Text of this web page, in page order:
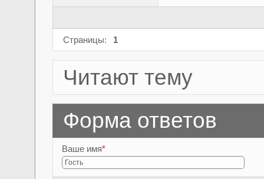
Страницы: 1
Читают тему
Форма ответов
Ваше имя*